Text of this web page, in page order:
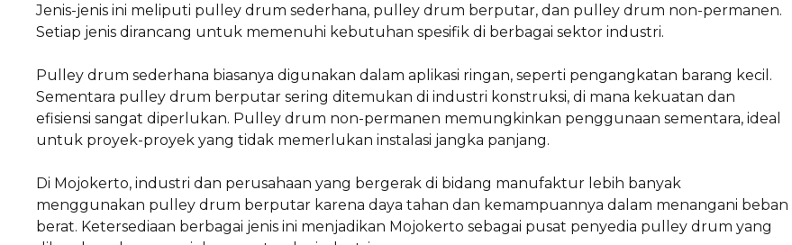
Jenis-jenis ini meliputi pulley drum sederhana, pulley drum berputar, dan pulley drum non-permanen.
Setiap jenis dirancang untuk memenuhi kebutuhan spesifik di berbagai sektor industri.
Pulley drum sederhana biasanya digunakan dalam aplikasi ringan, seperti pengangkatan barang kecil.
Sementara pulley drum berputar sering ditemukan di industri konstruksi, di mana kekuatan dan
efisiensi sangat diperlukan. Pulley drum non-permanen memungkinkan penggunaan sementara, ideal
untuk proyek-proyek yang tidak memerlukan instalasi jangka panjang.
Di Mojokerto, industri dan perusahaan yang bergerak di bidang manufaktur lebih banyak
menggunakan pulley drum berputar karena daya tahan dan kemampuannya dalam menangani beban
berat. Ketersediaan berbagai jenis ini menjadikan Mojokerto sebagai pusat penyedia pulley drum yang